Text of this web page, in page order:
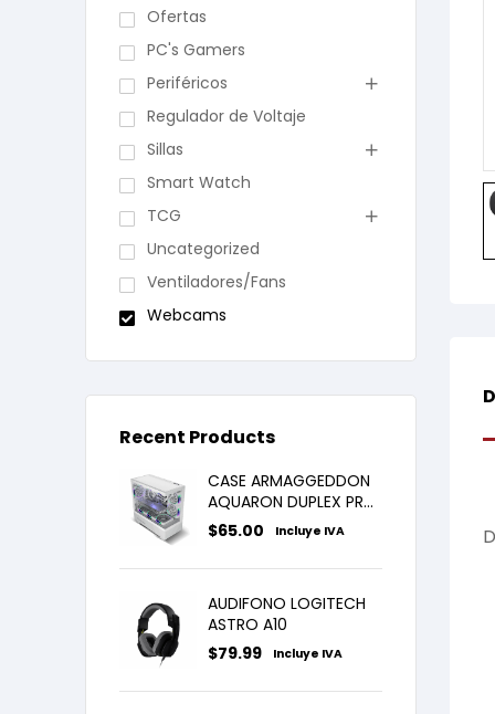
Ofertas
PC's Gamers
Periféricos
Regulador de Voltaje
Sillas
Smart Watch
TCG
Uncategorized
Ventiladores/Fans
Webcams
Recent Products
CASE ARMAGGEDDON
AQUARON DUPLEX PRO
WHITE X3FANS ARGB
$65.00 Incluye IVA
AUDIFONO LOGITECH
ASTRO A10
$79.99 Incluye IVA